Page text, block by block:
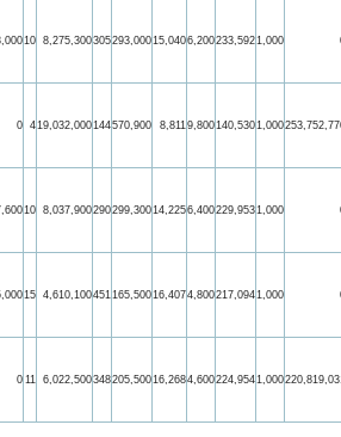
10 8,275,300305293,00015,0406,200233,5921,000
0 419,032,000144570,900 8,8119,800140,5301,000
10 8,037,900290299,30014,2256,400229,9531,000
15 4,610,100451165,50016,4074,800217,0941,000
0 11 6,022,500348205,50016,2684,600224,9541,000